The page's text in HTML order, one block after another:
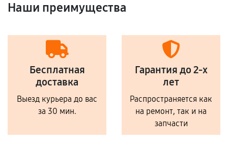
Наши преимущества
Бесплатная
доставка
Выезд курьера до вас
за 30 мин.
Гарантия до 2-х
лет
Распространяется как
на ремонт, так и на
запчасти